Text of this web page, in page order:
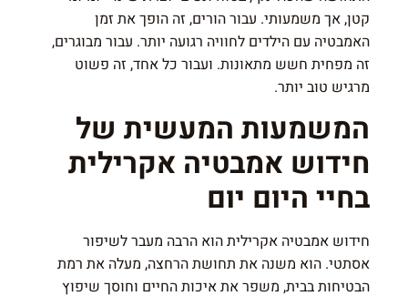
קטן, אך משמעותי. עבור הורים, זה הופך את זמן
האמבטיה עם הילדים לחוויה רגועה יותר. עבור מבוגרים,
זה מפחית חשש מתאונות. ועבור כל אחד, זה פשוט
מרגיש טוב יותר.
המשמעות המעשית של
חידוש אמבטיה אקרילית
בחיי היום יום
חידוש אמבטיה אקרילית הוא הרבה מעבר לשיפור
אסתטי. הוא משנה את תחושת הרחצה, מעלה את רמת
הבטיחות בבית, משפר את איכות החיים וחוסך שיפוץ